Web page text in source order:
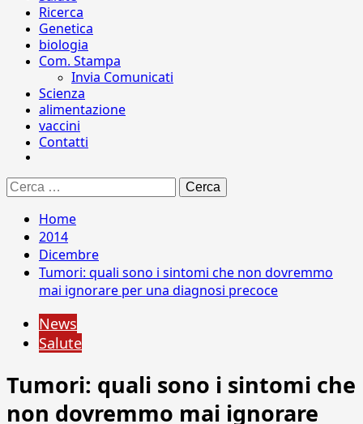
Ricerca
Genetica
biologia
Com. Stampa
Invia Comunicati
Scienza
alimentazione
vaccini
Contatti
Ricerca
per:
Home
2014
Dicembre
Tumori: quali sono i sintomi che non dovremmo
mai ignorare per una diagnosi precoce
News
Salute
Tumori: quali sono i sintomi che
non dovremmo mai ignorare